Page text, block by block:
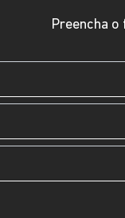
Preencha